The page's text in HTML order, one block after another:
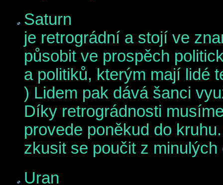
Saturn
je retrográdní a stojí ve
působit ve prospěch
a politiků, kterým mají lidé
) Lidem pak dává šanci
Díky retrográdnosti
provede poněkud do
zkusit se poučit z minulých
Uran